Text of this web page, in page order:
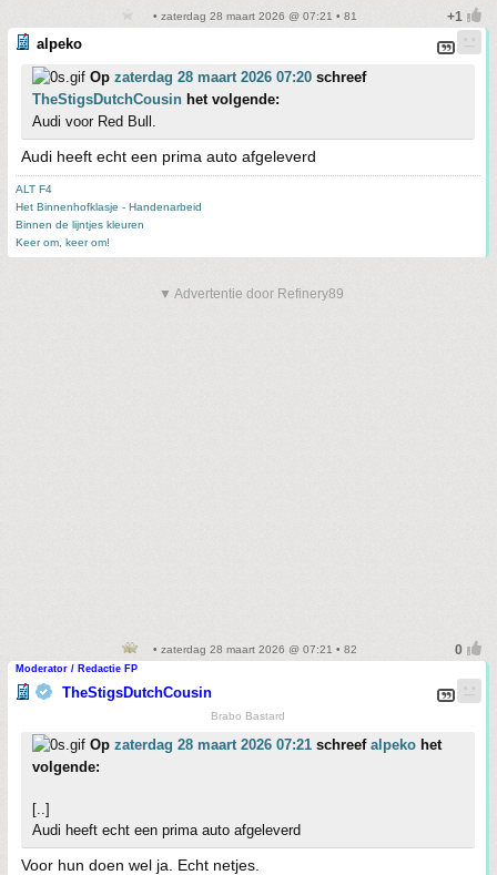
• zaterdag 28 maart 2026 @ 07:21 • 81
alpeko
Op zaterdag 28 maart 2026 07:20 schreef
TheStigsDutchCousin het volgende:
Audi voor Red Bull.
Audi heeft echt een prima auto afgeleverd
ALT F4
Het Binnenhofklasje - Handenarbeid
Binnen de lijntjes kleuren
Keer om, keer om!
▼ Advertentie door Refinery89
• zaterdag 28 maart 2026 @ 07:21 • 82
Moderator / Redactie FP
TheStigsDutchCousin
Brabo Bastard
Op zaterdag 28 maart 2026 07:21 schreef alpeko het
volgende:
[..]
Audi heeft echt een prima auto afgeleverd
Voor hun doen wel ja. Echt netjes.